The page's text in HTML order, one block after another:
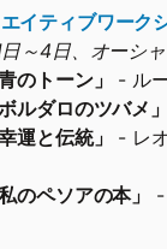
イティブワーク
～4日、オーシ
青のトーン」
- ル
ボルダロのツバメ」
幸運と伝統」
- レ
私のペソアの本」